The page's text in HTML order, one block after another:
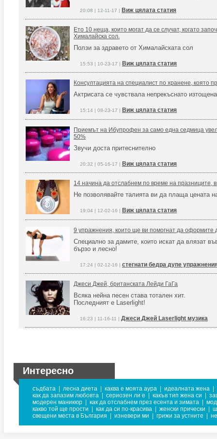
20:08 | 12-11-17 | Виж цялата статия
Ето 10 неща, които могат да се случат, когато
Хималайска сол.
Ползи за здравето от Хималайската сол
15:53 | 10-23-17 | Виж цялата статия
Консултацията на специалист по хранене, която
Актрисата се чувствала непрекъснато
15:14 | 08-23-17 | Виж цялата статия
Приемът на Ибупрофен за само една седмица
50%
Звучи доста притеснително
20:32 | 05-16-17 | Виж цялата статия
14 начина да отслабнем по време на празниците,
Не позволявайте талията ви да плаща цената
19:04 | 12-02-16 | Виж цялата статия
9 упражнения, които ще ви помогнат да оформите
Специално за дамите, които искат да влязат
бързо и лесно!
17:24 | 02-12-16 | стегнати бедра дупе
Джеси Джей, британската Лейди ГаГа
Всяка нейна песен става тотален хит.
Последният е Laserlight!
16:23 | 11-16-11 | Джеси Джей Laserlight музика
Интересно
съдбата лесна диета каква е моята аура идеалната жена
как да запазим любовта
сериозен ли е какъв тип жена си
модерен маникюр
как да отслабнем през есента и зимата
какво той ще прости
как да си по-красива женски прически
свещени места в България
изневери ми грижи за устните